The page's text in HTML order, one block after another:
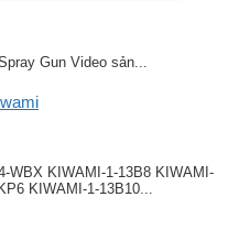
Gun Video sản...
KIWAMI-1-13B8 KIWAMI-
KIWAMI-1-13B10...